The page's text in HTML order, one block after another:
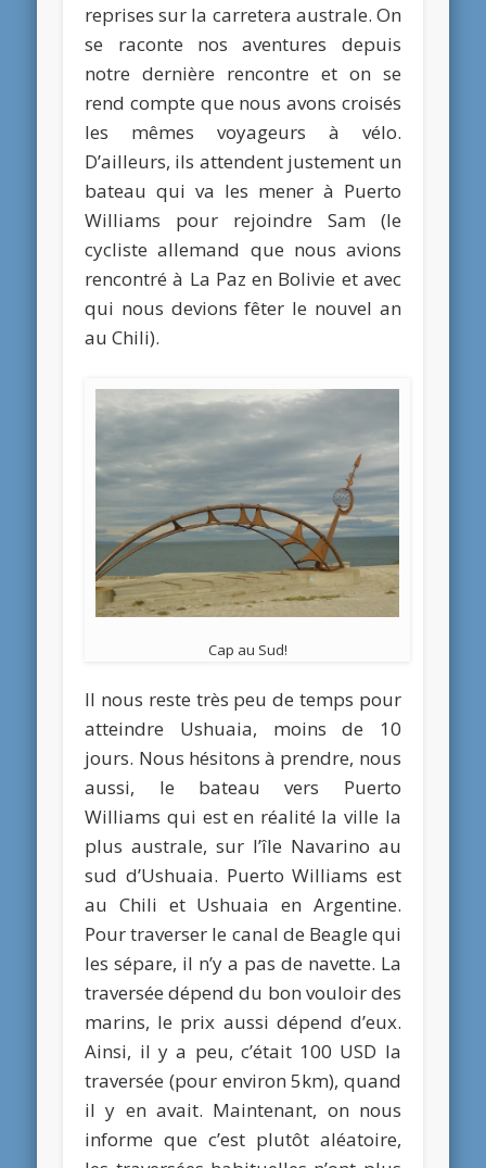
reprises sur la carretera australe. On
se raconte nos aventures depuis
notre dernière rencontre et on se
rend compte que nous avons croisés
les mêmes voyageurs à vélo.
D’ailleurs, ils attendent justement un
bateau qui va les mener à Puerto
Williams pour rejoindre Sam (le
cycliste allemand que nous avions
rencontré à La Paz en Bolivie et avec
qui nous devions fêter le nouvel an
au Chili).
Cap au Sud!
Il nous reste très peu de temps pour
atteindre Ushuaia, moins de 10
jours. Nous hésitons à prendre, nous
aussi, le bateau vers Puerto
Williams qui est en réalité la ville la
plus australe, sur l’île Navarino au
sud d’Ushuaia. Puerto Williams est
au Chili et Ushuaia en Argentine.
Pour traverser le canal de Beagle qui
les sépare, il n’y a pas de navette. La
traversée dépend du bon vouloir des
marins, le prix aussi dépend d’eux.
Ainsi, il y a peu, c’était 100 USD la
traversée (pour environ 5km), quand
il y en avait. Maintenant, on nous
informe que c’est plutôt aléatoire,